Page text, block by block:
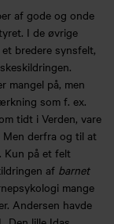
af gode og onde
I de øvrige
bredere synsfelt,
mangel på, men
som f. ex.
tidt i Verden, vare
Men derfra og til at
Kun på et felt
af barnet
mange
Andersen havde